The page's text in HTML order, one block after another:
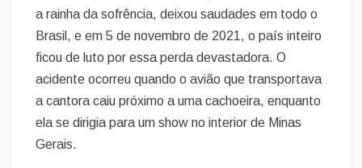
a rainha da sofrência, deixou saudades em todo o
Brasil, e em 5 de novembro de 2021, o país inteiro
ficou de luto por essa perda devastadora. O
acidente ocorreu quando o avião que transportava
a cantora caiu próximo a uma cachoeira, enquanto
ela se dirigia para um show no interior de Minas
Gerais.